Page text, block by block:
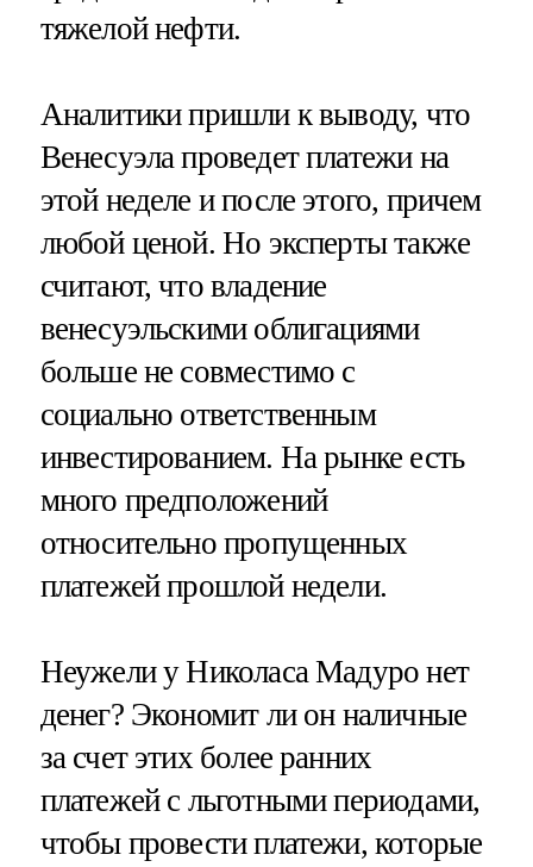
тяжелой нефти.
Аналитики пришли к выводу, что
Венесуэла проведет платежи на
этой неделе и после этого, причем
любой ценой. Но эксперты также
считают, что владение
венесуэльскими облигациями
больше не совместимо с
социально ответственным
инвестированием. На рынке есть
много предположений
относительно пропущенных
платежей прошлой недели.
Неужели у Николаса Мадуро нет
денег? Экономит ли он наличные
за счет этих более ранних
платежей с льготными периодами,
чтобы провести платежи, которые